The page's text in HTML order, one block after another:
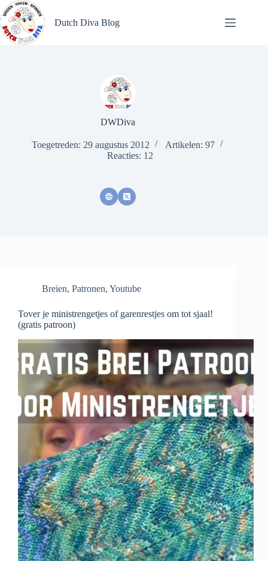
Ga
naar
de
inhoud
Dutch Diva Blog
DWDiva
Toegetreden: 29 augustus 2012
Artikelen: 97
Reacties: 12
Breien, Patronen, Youtube
Tover je ministrengetjes of garenrestjes om tot sjaal!
(gratis patroon)